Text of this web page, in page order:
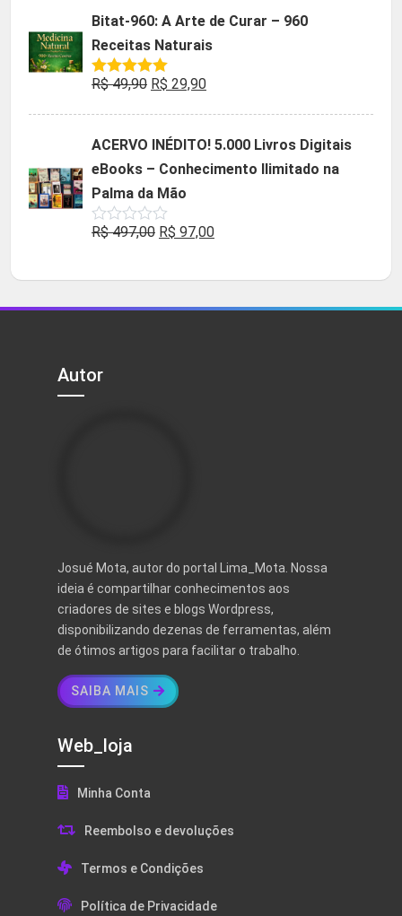
era:
R$ 85,90.
é:
R$ 9,90.
Bitat-960: A Arte de Curar – 960
Receitas Naturais
Avaliação
R$49,90 O
era:
R$ 49,90.
R$ 29,90O
é:
R$ 29,90.
ACERVO INÉDITO! 5.000 Livros Digitais
eBooks – Conhecimento Ilimitado na
Palma da Mão
Avaliação
5
R$497,00 O
original
era:
R$ 97,00O
atual
é:
Autor
Josué Mota, autor do portal Lima_Mota. Nossa
ideia é compartilhar conhecimentos aos
criadores de sites e blogs Wordpress,
disponibilizando dezenas de ferramentas, além
de ótimos artigos para facilitar o trabalho.
SAIBA MAIS
Web_loja
Minha Conta
Reembolso e devoluções
Termos e Condições
Política de Privacidade